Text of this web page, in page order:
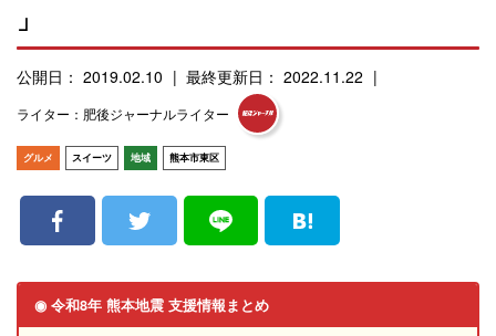
」
公開日： 2019.02.10 最終更新日： 2022.11.22
ライター：肥後ジャーナルライター
グルメ スイーツ 地域 熊本市東区
◉ 令和8年 熊本地震 支援情報まとめ